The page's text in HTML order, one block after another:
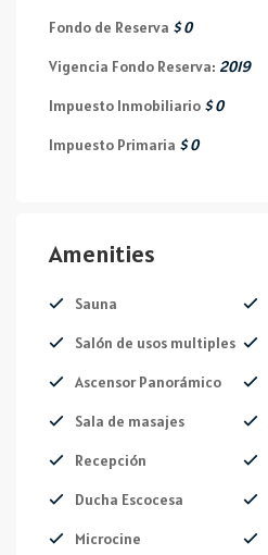
Fondo de Reserva $ 0
Vigencia Fondo Reserva: 2019
Impuesto Inmobiliario $ 0
Impuesto Primaria $ 0
Amenities
Sauna
Salón de usos multiples
Ascensor Panorámico
Sala de masajes
Recepción
Ducha Escocesa
Microcine